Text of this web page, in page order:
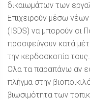
δικαιωμάτων των
Επιχειρούν μέσω νέων
(ISDS) να μπορούν οι
προσφεύγουν κατά
την κερδοσκοπία τους.
Oλα τα παραπάνω αν
πλήγμα στην
βιωσιμότητα των